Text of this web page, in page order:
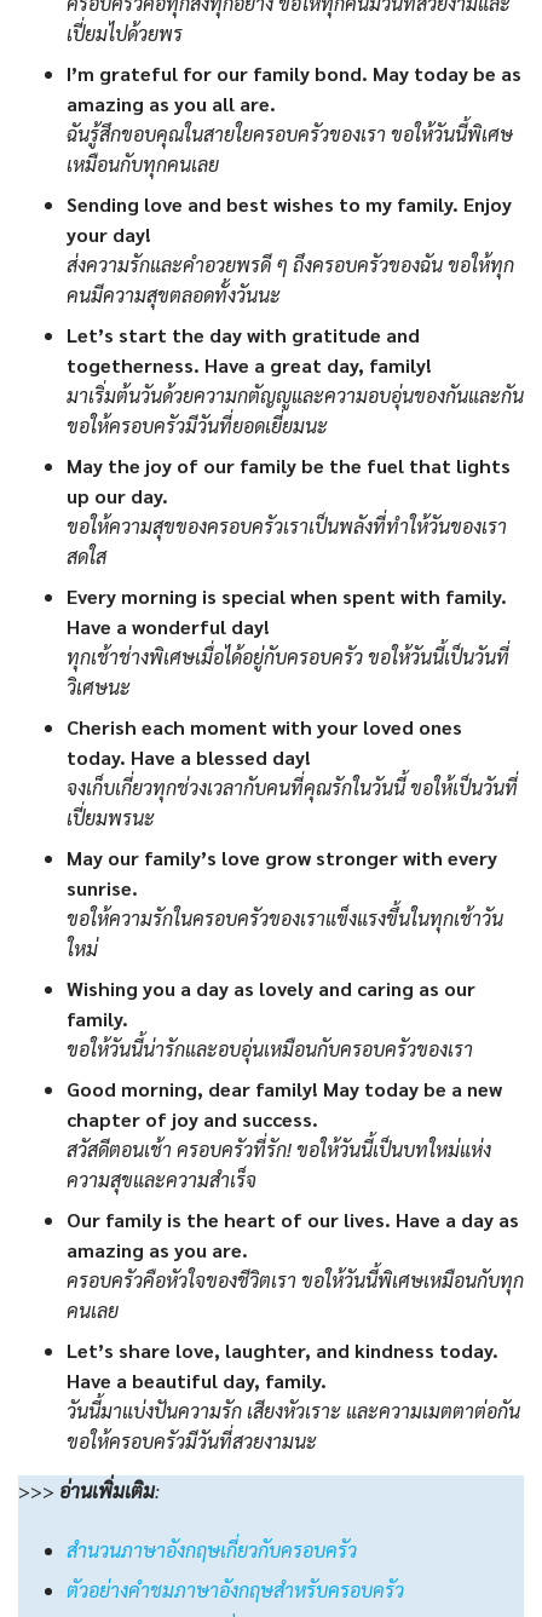
เปี่ยมไปด้วยพร
I’m grateful for our family bond. May today be as
amazing as you all are.
ฉันรู้สึกขอบคุณในสายใยครอบครัวของเรา ขอให้วันนี้พิเศษ
เหมือนกับทุกคนเลย
Sending love and best wishes to my family. Enjoy
your day!
ส่งความรักและคำอวยพรดี ๆ ถึงครอบครัวของฉัน ขอให้ทุก
คนมีความสุขตลอดทั้งวันนะ
Let’s start the day with gratitude and
togetherness. Have a great day, family!
มาเริ่มต้นวันด้วยความกตัญญูและความอบอุ่นของกันและกัน
ขอให้ครอบครัวมีวันที่ยอดเยี่ยมนะ
May the joy of our family be the fuel that lights
up our day.
ขอให้ความสุขของครอบครัวเราเป็นพลังที่ทำให้วันของเรา
สดใส
Every morning is special when spent with family.
Have a wonderful day!
ทุกเช้าช่างพิเศษเมื่อได้อยู่กับครอบครัว ขอให้วันนี้เป็นวันที่
วิเศษนะ
Cherish each moment with your loved ones
today. Have a blessed day!
จงเก็บเกี่ยวทุกช่วงเวลากับคนที่คุณรักในวันนี้ ขอให้เป็นวันที่
เปี่ยมพรนะ
May our family’s love grow stronger with every
sunrise.
ขอให้ความรักในครอบครัวของเราแข็งแรงขึ้นในทุกเช้าวัน
ใหม่
Wishing you a day as lovely and caring as our
family.
ขอให้วันนี้น่ารักและอบอุ่นเหมือนกับครอบครัวของเรา
Good morning, dear family! May today be a new
chapter of joy and success.
สวัสดีตอนเช้า ครอบครัวที่รัก! ขอให้วันนี้เป็นบทใหม่แห่ง
ความสุขและความสำเร็จ
Our family is the heart of our lives. Have a day as
amazing as you are.
ครอบครัวคือหัวใจของชีวิตเรา ขอให้วันนี้พิเศษเหมือนกับทุก
คนเลย
Let’s share love, laughter, and kindness today.
Have a beautiful day, family.
วันนี้มาแบ่งปันความรัก เสียงหัวเราะ และความเมตตาต่อกัน
ขอให้ครอบครัวมีวันที่สวยงามนะ
>>> อ่านเพิ่มเติม:
สำนวนภาษาอังกฤษเกี่ยวกับครอบครัว
ตัวอย่างคำชมภาษาอังกฤษสำหรับครอบครัว